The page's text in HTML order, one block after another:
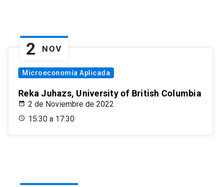
2 NOV
Microeconomía Aplicada
Reka Juhazs, University of British Columbia
2 de Noviembre de 2022
15:30 a 17:30